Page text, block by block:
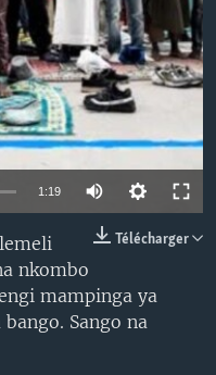
1:19
Télécharger
nkombo
mampinga ya
Sango na